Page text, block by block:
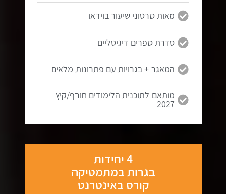
מאות סרטוני שיעור בוידאו
סדרת ספרים דיגיטליים
המאגר + בגרויות עם פתרונות מלאים
מותאם לתוכנית הלימודים חורף/קיץ
2027
4 יחידות
בגרות במתמטיקה
קורס באינטרנט